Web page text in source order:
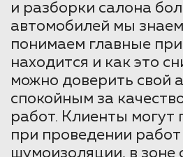
и разборки салона
автомобилей мы
понимаем главные
находится и как это
можно доверить свой
спокойным за
работ. Клиенты могут
при проведении работ
шумоизоляции, в зоне